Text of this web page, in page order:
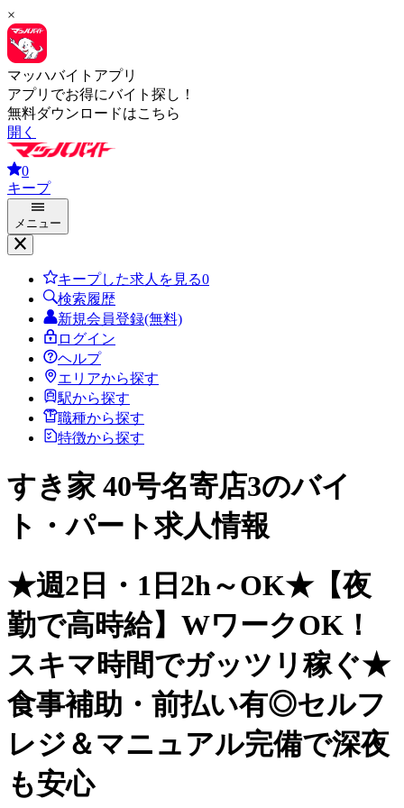
×
マッハバイトアプリ
アプリでお得にバイト探し！
無料ダウンロードはこちら
開く
0
キープ
メニュー
キープした求人を見る0
検索履歴
新規会員登録(無料)
ログイン
ヘルプ
エリアから探す
駅から探す
職種から探す
特徴から探す
すき家 40号名寄店3のバイ
ト・パート求人情報
★週2日・1日2h～OK★【夜
勤で高時給】WワークOK！
スキマ時間でガッツリ稼ぐ★
食事補助・前払い有◎セルフ
レジ＆マニュアル完備で深夜
も安心